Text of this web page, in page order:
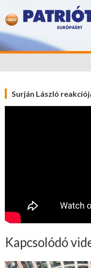
Surján László
Kapcsolódó